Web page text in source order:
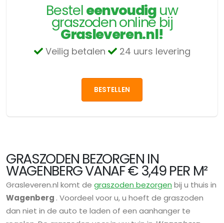
Besteleenvoudiguw
graszoden online bij
Grasleveren.nl!
Veilig betalen 24 uurs levering
BESTELLEN
GRASZODEN BEZORGEN IN
WAGENBERG VANAF € 3,49 PER M²
Grasleveren.nl komt de graszoden bezorgen bij u thuis in
Wagenberg . Voordeel voor u, u hoeft de graszoden
dan niet in de auto te laden of een aanhanger te